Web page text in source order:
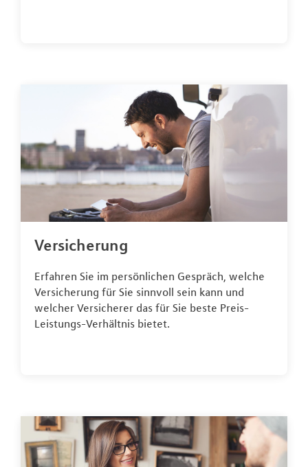
Versicherung
Erfahren Sie im persönlichen Gespräch, welche
Versicherung für Sie sinnvoll sein kann und
welcher Versicherer das für Sie beste Preis-
Leistungs-Verhältnis bietet.